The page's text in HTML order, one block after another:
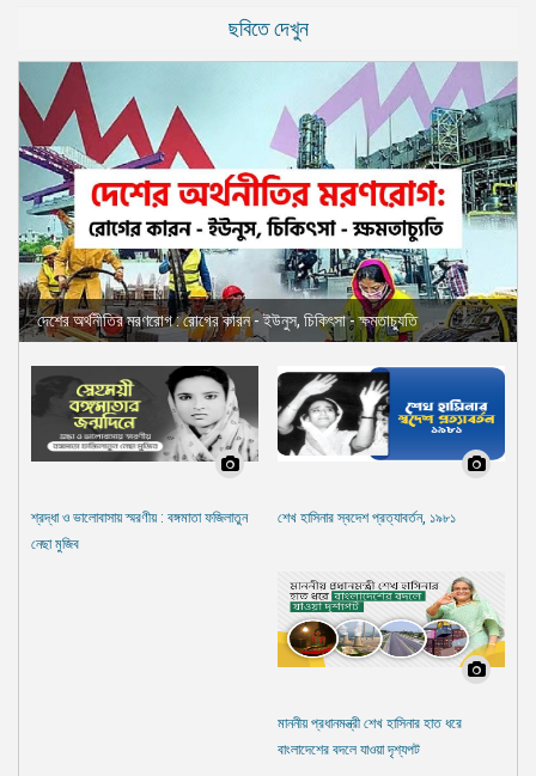
ছবিতে দেখুন
দেশের অর্থনীতির মরণরোগ : রোগের কারন - ইউনুস, চিকিৎসা - ক্ষমতাচ্যুতি
শ্রদ্ধা ও ভালোবাসায় স্মরণীয় : বঙ্গমাতা ফজিলাতুন
নেছা মুজিব
শেখ হাসিনার স্বদেশ প্রত্যাবর্তন, ১৯৮১
মাননীয় প্রধানমন্ত্রী শেখ হাসিনার হাত ধরে
বাংলাদেশের বদলে যাওয়া দৃশ্যপট